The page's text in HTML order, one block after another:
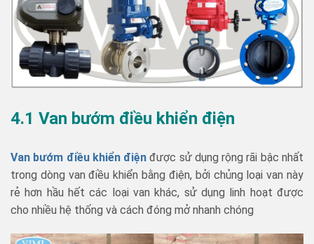
4.1 Van bướm điều khiển điện
Van bướm điều khiển điện được sử dụng rộng rãi bậc nhất
trong dòng van điều khiển bằng điện, bởi chủng loại van này
rẻ hơn hầu hết các loại van khác, sử dụng linh hoạt được
cho nhiều hệ thống và cách đóng mở nhanh chóng